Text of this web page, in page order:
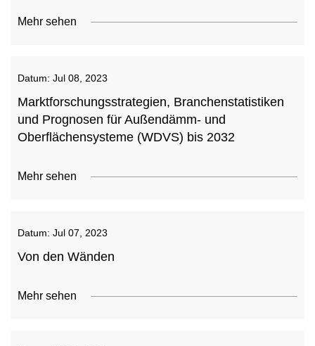
Mehr sehen
Datum: Jul 08, 2023
Marktforschungsstrategien, Branchenstatistiken
und Prognosen für Außendämm- und
Oberflächensysteme (WDVS) bis 2032
Mehr sehen
Datum: Jul 07, 2023
Von den Wänden
Mehr sehen